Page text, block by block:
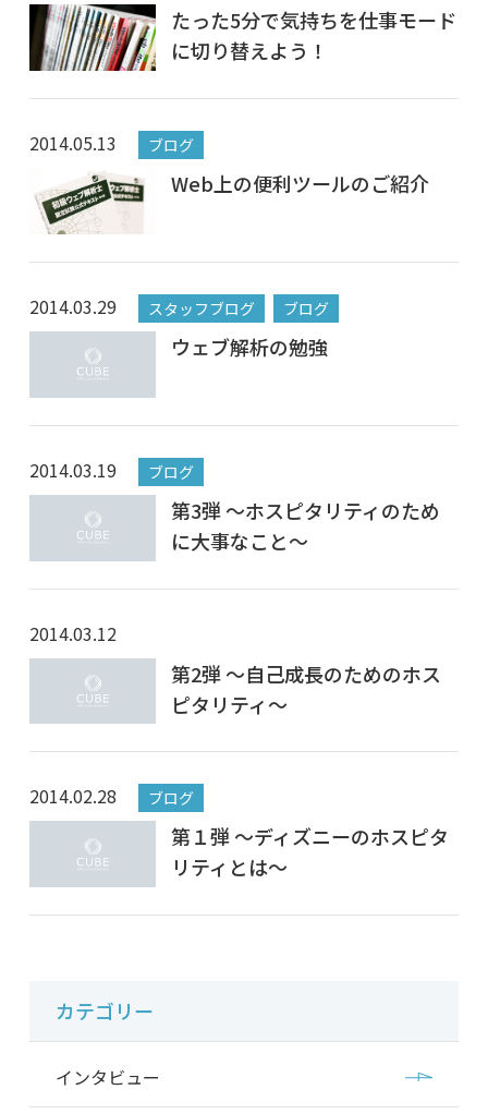
たった5分で気持ちを仕事モード
に切り替えよう！
2014.05.13 ブログ
Web上の便利ツールのご紹介
2014.03.29 スタッフブログ ブログ
ウェブ解析の勉強
2014.03.19 ブログ
第3弾 ～ホスピタリティのため
に大事なこと～
2014.03.12
第2弾 ～自己成長のためのホス
ピタリティ～
2014.02.28 ブログ
第１弾 ～ディズニーのホスピタ
リティとは～
カテゴリー
インタビュー